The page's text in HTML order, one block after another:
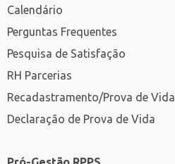
Calendário
Perguntas Frequentes
Pesquisa de Satisfação
RH Parcerias
Recadastramento/Prova de Vida
Declaração de Prova de Vida